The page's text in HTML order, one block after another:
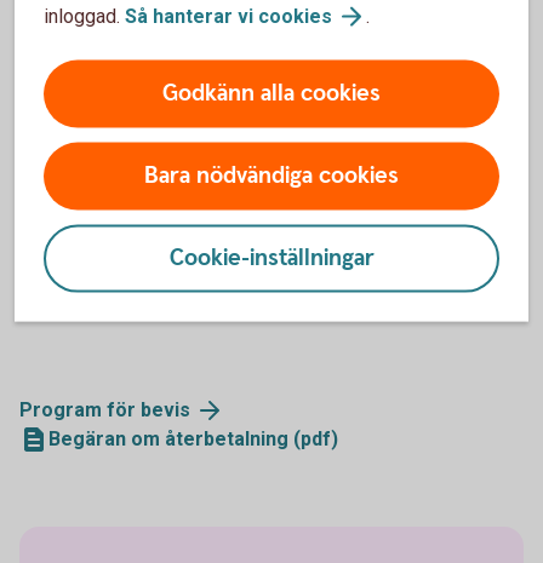
2021-12-15, Swedbank stänger ned några av sina
börshandlade certifikat (pdf)
2018-10-05, sista handelsdag för BULL FINGB X5SW
2 och BULL FINGB X8SW 2 (pdf)
2017-12-01, Bull&Bear certifikat byter handelsplats
till first North (pdf)
Mer information
Program för bevis
Begäran om återbetalning (pdf)
inloggad. Så hanterar vi cookies .
Godkänn alla cookies
Bara nödvändiga cookies
Cookie-inställningar